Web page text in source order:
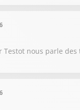
Testot nous parle